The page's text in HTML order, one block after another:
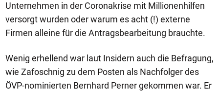
Unternehmen in der Coronakrise mit Millionenhilfen
versorgt wurden oder warum es acht (!) externe
Firmen alleine für die Antragsbearbeitung brauchte.
Wenig erhellend war laut Insidern auch die Befragung,
wie Zafoschnig zu dem Posten als Nachfolger des
ÖVP-nominierten Bernhard Perner gekommen war. Er